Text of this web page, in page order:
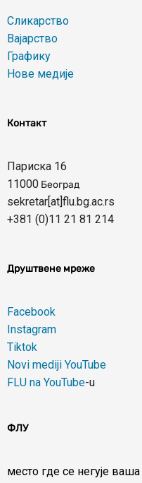
Сликарство
Вајарство
Графику
Нове медије
Контакт
Париска 16
11000 Београд
sekretar[at]flu.bg.ac.rs
+381 (0)11 21 81 214
Друштвене мреже
Facebook
Instagram
Tiktok
Novi mediji YouTube
FLU na YouTube-u
ФЛУ
место где се негује ваша